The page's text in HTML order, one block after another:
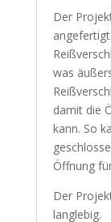
Der
was
damit die
kann. So
Öffnung
Der
langlebig.